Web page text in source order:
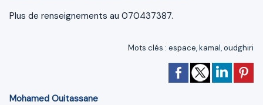
Plus de renseignements au 070437387.
Mots clés : espace,kamal,oudghiri
Mohamed Ouitassane